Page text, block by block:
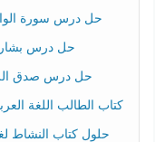
حل درس سورة الواقعة 57-74 تربية اسلامية
حل درس
حل درس صدق الرسول
كتاب الطالب اللغة
حلول كتاب النشاط